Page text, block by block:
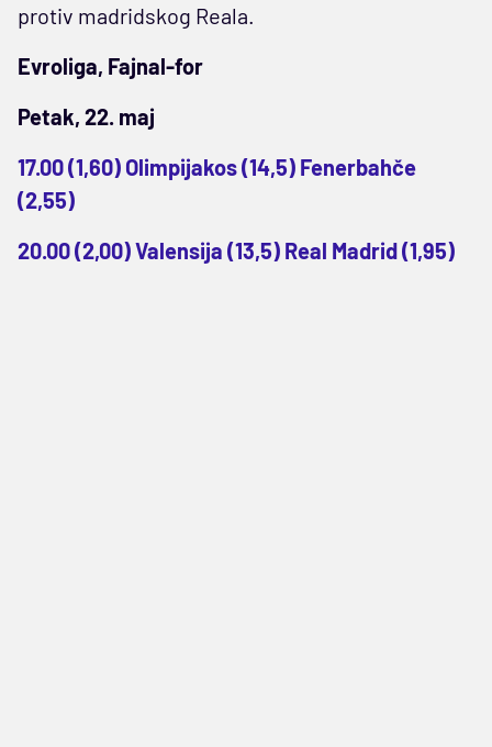
protiv madridskog Reala.
Evroliga, Fajnal-for
Petak, 22. maj
17.00 (1,60) Olimpijakos (14,5) Fenerbahče
(2,55)
20.00 (2,00) Valensija (13,5) Real Madrid (1,95)